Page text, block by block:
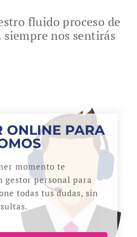
fluido proceso de
nos sentirás
ONLINE PARA
momento te
gestor personal para
todas tus dudas, sin